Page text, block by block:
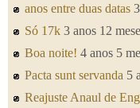
anos entre duas datas
Só 17k 3 anos 12
Boa noite! 4 anos 5
Pacta sunt servanda 5
Reajuste Anaul de